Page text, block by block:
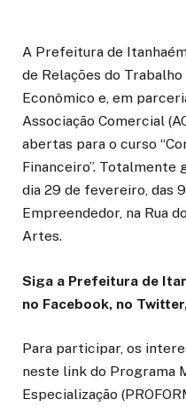
A Prefeitura de
de Relações do
Econômico e, em
Associação Comercial
abertas para o curso
Financeiro”. Totalmente
dia 29 de fevereiro, das
Empreendedor, na Rua
Artes.
Siga a Prefeitura de
no Facebook, no
Para participar, os
neste link do Programa
Especialização